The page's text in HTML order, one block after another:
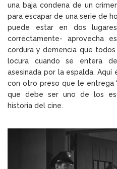
una baja condena de un
para escapar de una serie de
puede estar en dos
correctamente- aprovecha
cordura y demencia que
locura cuando se entera
asesinada por la espalda. Aquí
con otro preso que le entrega
que debe ser uno de los
historia del cine.